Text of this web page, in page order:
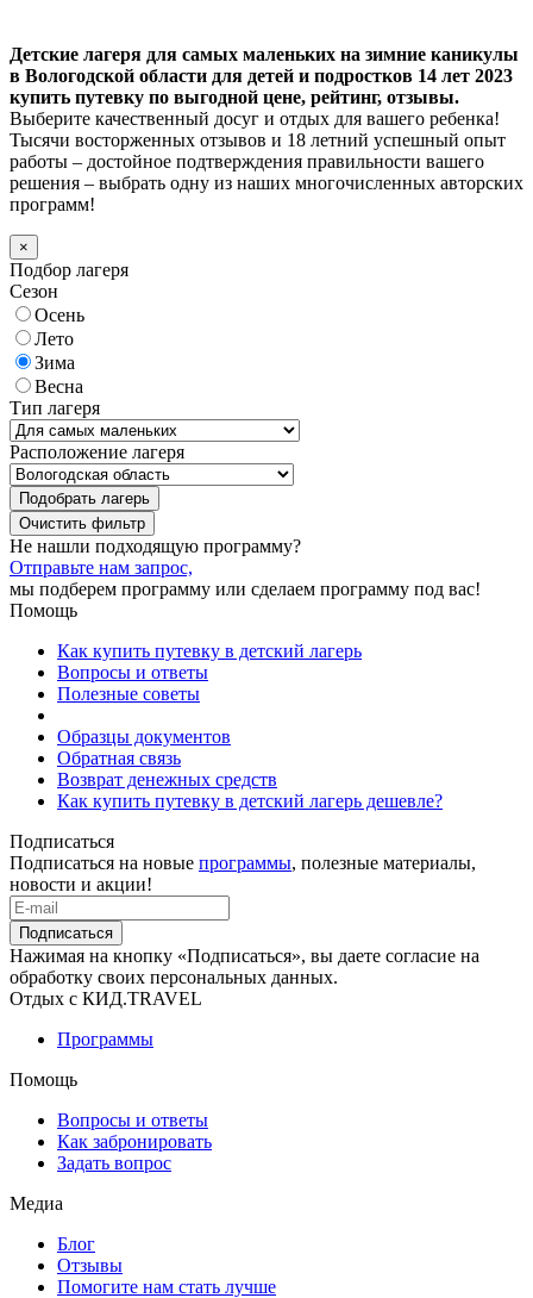
Детские лагеря для самых маленьких на зимние каникулы
в Вологодской области для детей и подростков 14 лет 2023
купить путевку по выгодной цене, рейтинг, отзывы.
Выберите качественный досуг и отдых для вашего ребенка!
Тысячи восторженных отзывов и 18 летний успешный опыт
работы – достойное подтверждения правильности вашего
решения – выбрать одну из наших многочисленных авторских
программ!
×
Подбор лагеря
Сезон
Осень
Лето
Зима
Весна
Тип лагеря
Расположение лагеря
Подобрать лагерь
Не нашли подходящую программу?
Отправьте нам запрос,
мы подберем программу или сделаем программу под вас!
Помощь
Как купить путевку в детский лагерь
Вопросы и ответы
Полезные советы
Образцы документов
Обратная связь
Возврат денежных средств
Как купить путевку в детский лагерь дешевле?
Подписаться
Подписаться на новые программы, полезные материалы,
новости и акции!
Подписаться
Нажимая на кнопку «Подписаться», вы даете согласие на
обработку своих персональных данных.
Отдых с КИД.TRAVEL
Программы
Помощь
Вопросы и ответы
Как забронировать
Задать вопрос
Медиа
Блог
Отзывы
Помогите нам стать лучше